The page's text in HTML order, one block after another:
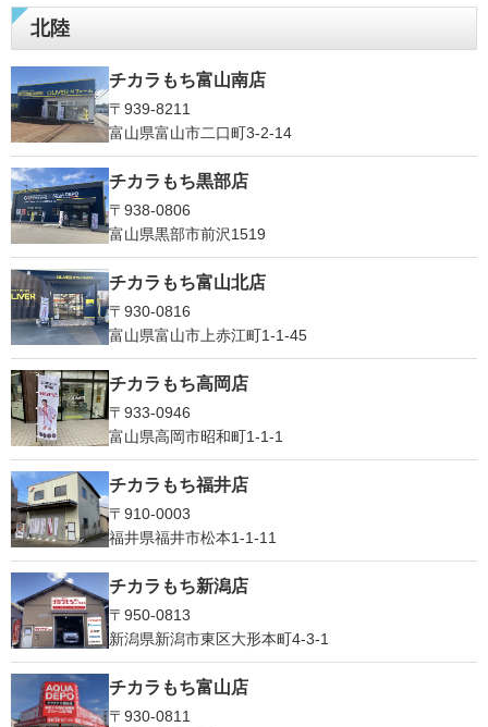
北陸
チカラもち富山南店
〒939-8211
富山県富山市二口町3-2-14
チカラもち黒部店
〒938-0806
富山県黒部市前沢1519
チカラもち富山北店
〒930-0816
富山県富山市上赤江町1-1-45
チカラもち高岡店
〒933-0946
富山県高岡市昭和町1-1-1
チカラもち福井店
〒910-0003
福井県福井市松本1‐1-11
チカラもち新潟店
〒950-0813
新潟県新潟市東区大形本町4-3-1
チカラもち富山店
〒930-0811